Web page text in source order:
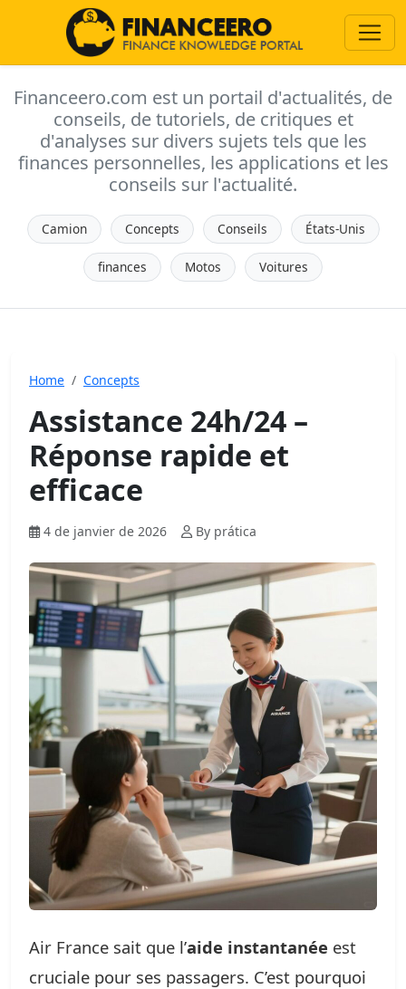
Financeero.com est un portail d'actualités, de
conseils, de tutoriels, de critiques et
d'analyses sur divers sujets tels que les
finances personnelles, les applications et les
conseils sur l'actualité.
Camion Concepts Conseils États-Unis
finances Motos Voitures
Home Concepts
Assistance 24h/24 –
Réponse rapide et
efficace
4 de janvier de 2026 By prática
Air France sait que l’aide instantanée est
cruciale pour ses passagers. C’est pourquoi